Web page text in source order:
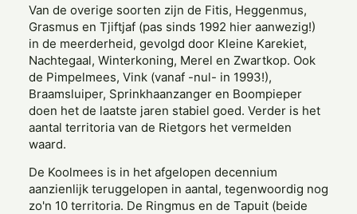
Van de overige soorten zijn de Fitis, Heggenmus,
Grasmus en Tjiftjaf (pas sinds 1992 hier aanwezig!)
in de meerderheid, gevolgd door Kleine Karekiet,
Nachtegaal, Winterkoning, Merel en Zwartkop. Ook
de Pimpelmees, Vink (vanaf -nul- in 1993!),
Braamsluiper, Sprinkhaanzanger en Boompieper
doen het de laatste jaren stabiel goed. Verder is het
aantal territoria van de Rietgors het vermelden
waard.
De Koolmees is in het afgelopen decennium
aanzienlijk teruggelopen in aantal, tegenwoordig nog
zo'n 10 territoria. De Ringmus en de Tapuit (beide